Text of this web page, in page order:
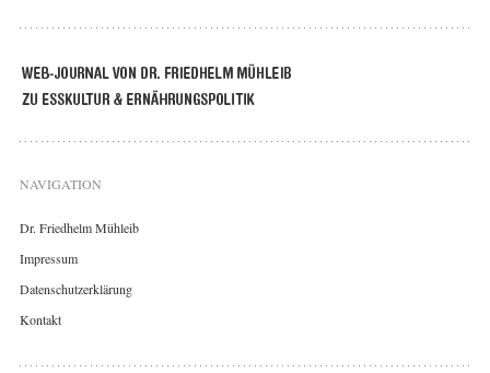
NAVIGATION
Dr. Friedhelm Mühleib
Impressum
Datenschutzerklärung
Kontakt